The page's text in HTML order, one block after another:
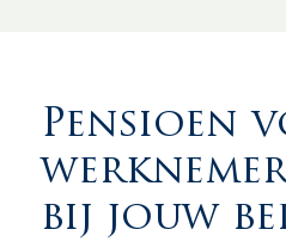
Pensioen
bij jouw